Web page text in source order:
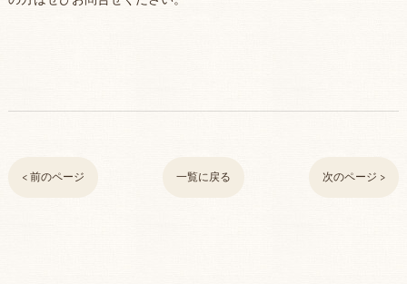
< 前のページ 一覧に戻る 次のページ >